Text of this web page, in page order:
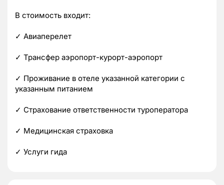
В стоимость входит:
✓ Авиаперелет
✓ Трансфер аэропорт-курорт-аэропорт
✓ Проживание в отеле указанной категории с
указанным питанием
✓ Страхование ответственности туроператора
✓ Медицинская страховка
✓ Услуги гида